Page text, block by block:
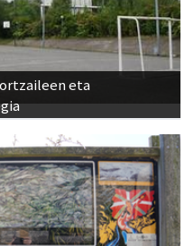
eta